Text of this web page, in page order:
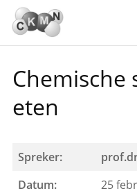
links
naar
de
inhoud
het
Chemische
eten
Spreker:
Datum:
25